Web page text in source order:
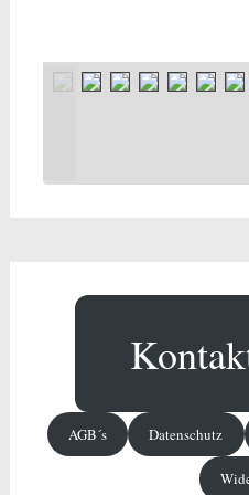
AGB´s Datenschutz